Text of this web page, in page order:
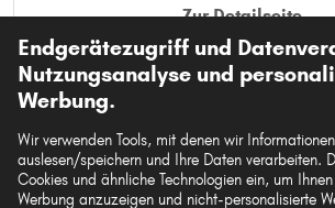
Zur Detailseite
Artikel-Eigenschaften
Pol-Anzahl
Farbcode
9B9
Einbauseite
vorne
Endgerätezugriff und
Nutzungsanalyse und
Werbung.
Wir verwenden Tools, mit denen wir
auslesen/speichern und Ihre Daten verarbeiten.
Cookies und ähnliche Technologien ein, um
Werbung anzuzeigen und nicht-personalisierte